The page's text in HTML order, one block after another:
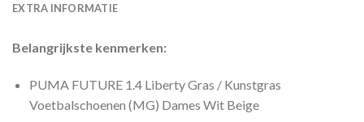
EXTRA INFORMATIE
Belangrijkste kenmerken:
PUMA FUTURE 1.4 Liberty Gras / Kunstgras
Voetbalschoenen (MG) Dames Wit Beige